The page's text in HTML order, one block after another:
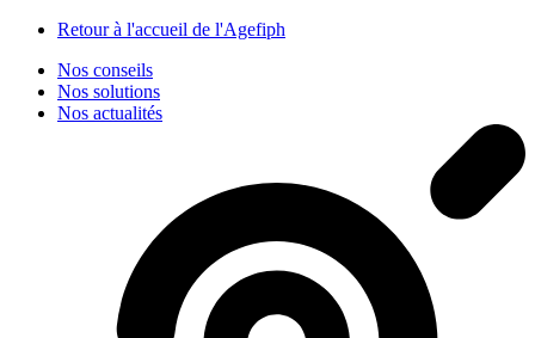
Retour à l'accueil de l'Agefiph
Nos conseils
Nos solutions
Nos actualités